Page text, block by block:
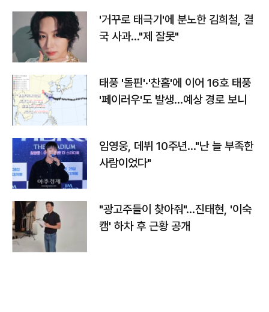
'거꾸로 태극기'에 분노한 김희철, 결
국 사과…"제 잘못"
태풍 '돌핀'·'찬홈'에 이어 16호 태풍
'페이러우'도 발생…예상 경로 보니
임영웅, 데뷔 10주년…"난 늘 부족한
사람이었다"
"광고주들이 찾아줘"…진태현, '이숙
캠' 하차 후 근황 공개